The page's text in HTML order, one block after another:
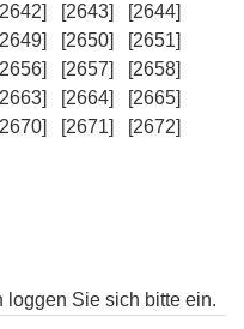
[2643]
[2644]
[2650]
[2651]
[2657]
[2658]
[2664]
[2665]
[2671]
[2672]
loggen Sie sich bitte ein.